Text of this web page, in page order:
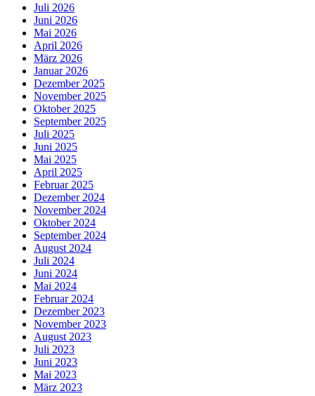
Juli 2026
Juni 2026
Mai 2026
April 2026
März 2026
Januar 2026
Dezember 2025
November 2025
Oktober 2025
September 2025
Juli 2025
Juni 2025
Mai 2025
April 2025
Februar 2025
Dezember 2024
November 2024
Oktober 2024
September 2024
August 2024
Juli 2024
Juni 2024
Mai 2024
Februar 2024
Dezember 2023
November 2023
August 2023
Juli 2023
Juni 2023
Mai 2023
März 2023